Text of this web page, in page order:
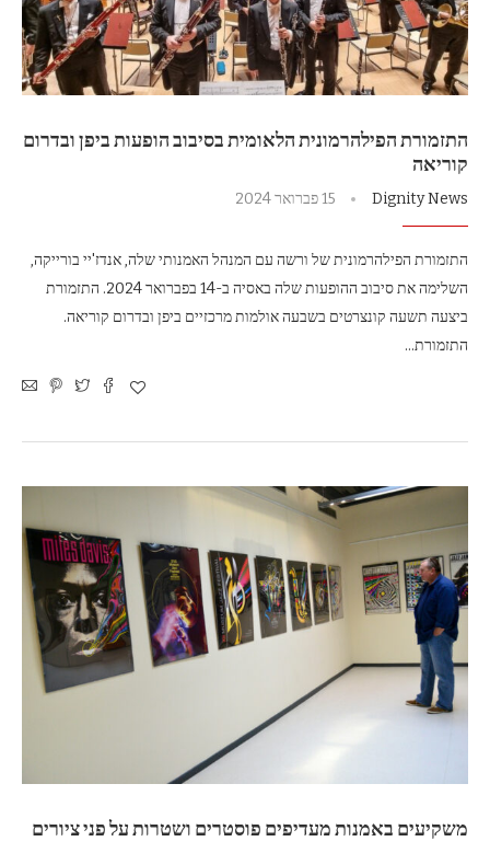
התזמורת הפילהרמונית הלאומית בסיבוב הופעות ביפן ובדרום
קוריאה
Dignity News 15 פברואר 2024
התזמורת הפילהרמונית של ורשה עם המנהל האמנותי שלה, אנדז'יי בורייקה,
השלימה את סיבוב ההופעות שלה באסיה ב-14 בפברואר 2024. התזמורת
ביצעה תשעה קונצרטים בשבעה אולמות מרכזיים ביפן ובדרום קוריאה.
התזמורת…
משקיעים באמנות מעדיפים פוסטרים ושטרות על פני ציורים